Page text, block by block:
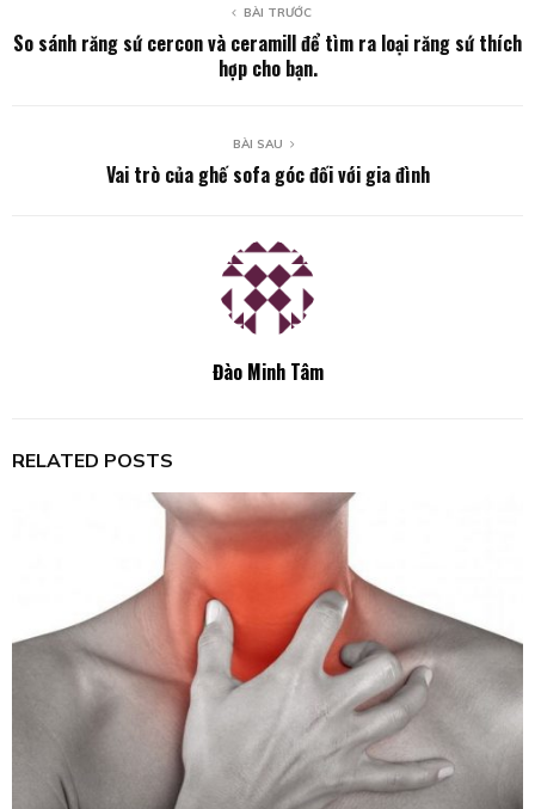
BÀI TRƯỚC
So sánh răng sứ cercon và ceramill để tìm ra loại răng sứ thích
hợp cho bạn.
BÀI SAU
Vai trò của ghế sofa góc đối với gia đình
Đào Minh Tâm
RELATED POSTS